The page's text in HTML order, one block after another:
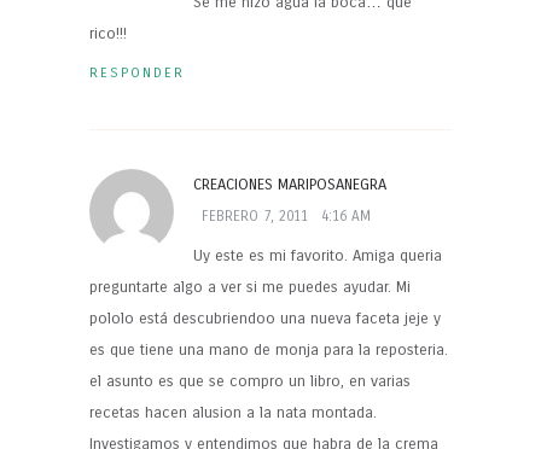
rico!!!
RESPONDER
CREACIONES MARIPOSANEGRA
FEBRERO 7, 2011 4:16 AM
Uy este es mi favorito. Amiga queria
preguntarte algo a ver si me puedes ayudar. Mi
pololo está descubriendoo una nueva faceta jeje y
es que tiene una mano de monja para la reposteria.
el asunto es que se compro un libro, en varias
recetas hacen alusion a la nata montada.
Investigamos y entendimos que habra de la crema